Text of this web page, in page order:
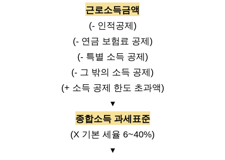
근로소득금액
(- 인적공제)
(- 연금 보험료 공제)
(- 특별 소득 공제)
(- 그 밖의 소득 공제)
(+ 소득 공제 한도 초과액)
▾
종합소득 과세표준
(X 기본 세율 6~40%)
▾